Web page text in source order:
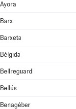
Ayora
Barx
Barxeta
Bèlgida
Bellreguard
Bellús
Benagéber